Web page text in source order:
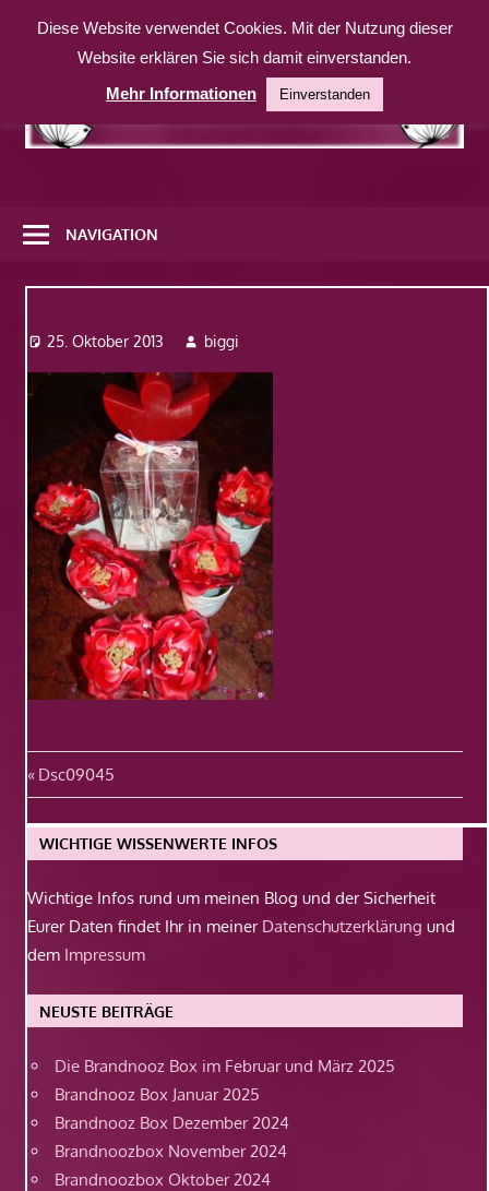
Inhalt
weitere
Website
NAVIGATION
25. Oktober 2013 biggi
Beitragsnavigation
Vorheriger
Beitrag:
Dsc09045
WICHTIGE WISSENWERTE INFOS
Wichtige Infos rund um meinen Blog und der Sicherheit
Eurer Daten findet Ihr in meiner Datenschutzerklärung und
dem Impressum
NEUSTE BEITRÄGE
Die Brandnooz Box im Februar und März 2025
Brandnooz Box Januar 2025
Brandnooz Box Dezember 2024
Brandnoozbox November 2024
Brandnoozbox Oktober 2024
Diese Website verwendet Cookies. Mit der Nutzung dieser
Website erklären Sie sich damit einverstanden.
Mehr Informationen
Einverstanden